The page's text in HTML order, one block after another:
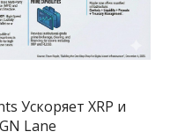
Ускоряет XRP и
Lane